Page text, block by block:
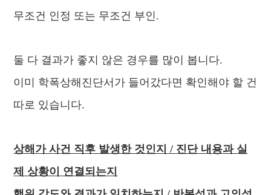
무조건 인정 또는 무조건 부인.
둘 다 결과가 좋지 않은 경우를 많이 봅니다.
이미 학폭상해진단서가 들어갔다면 확인해야 할 건
따로 있습니다.
상해가 사건 직후 발생한 것인지 / 진단 내용과 실
제 상황이 연결되는지